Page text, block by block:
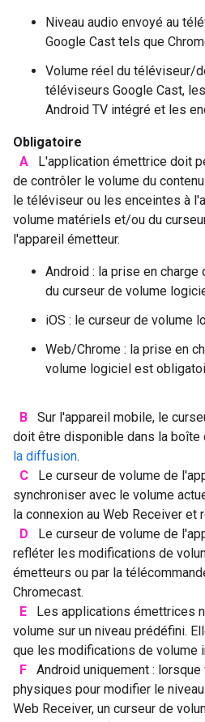
Niveau audio envoyé au
Google Cast tels que
Volume réel du téléviseur/
téléviseurs Google Cast,
Android TV intégré et les
Obligatoire
A
L'application émettrice doit
de contrôler le volume du
le téléviseur ou les enceintes à
volume matériels et/ou du
l'appareil émetteur.
Android : la prise en
du curseur de volume
iOS : le curseur de volume
Web/Chrome : la prise en
volume logiciel est
B
Sur l'appareil mobile, le
doit être disponible dans la boîte
la diffusion.
C
Le curseur de volume de
synchroniser avec le volume
la connexion au Web Receiver et
D
Le curseur de volume de
refléter les modifications de
émetteurs ou par la
Chromecast.
E
Les applications émettrices
volume sur un niveau prédéfini.
que les modifications de volume
F
Android uniquement :
physiques pour modifier le
Web Receiver, un curseur de